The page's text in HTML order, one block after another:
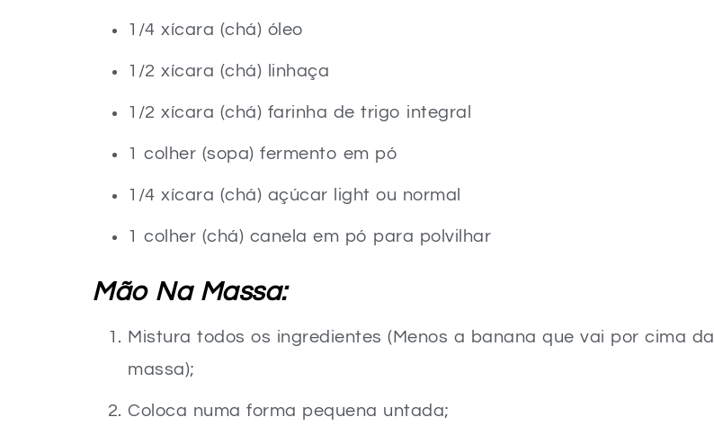
1/4 xícara (chá) óleo
1/2 xícara (chá) linhaça
1/2 xícara (chá) farinha de trigo integral
1 colher (sopa) fermento em pó
1/4 xícara (chá) açúcar light ou normal
1 colher (chá) canela em pó para polvilhar
Mão Na Massa:
Mistura todos os ingredientes (Menos a banana que vai por cima da
massa);
Coloca numa forma pequena untada;